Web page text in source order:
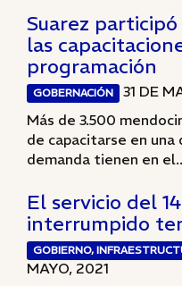
Suarez
las
programación
GOBERNACIÓN
31 DE
Más de 3.500
de capacitarse en una
demanda tienen en
El servicio del
interrumpido
GOBIERNO,
MAYO, 2021